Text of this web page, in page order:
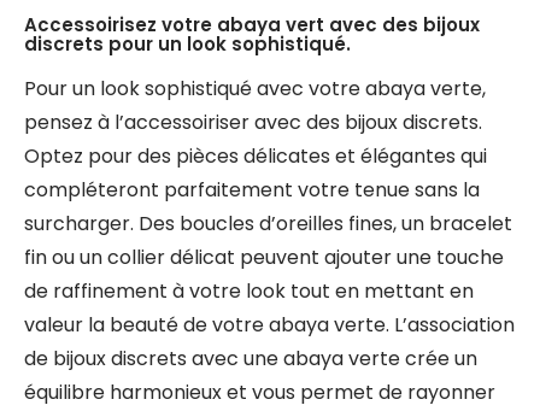
Accessoirisez votre abaya vert avec des bijoux
discrets pour un look sophistiqué.
Pour un look sophistiqué avec votre abaya verte,
pensez à l’accessoiriser avec des bijoux discrets.
Optez pour des pièces délicates et élégantes qui
compléteront parfaitement votre tenue sans la
surcharger. Des boucles d’oreilles fines, un bracelet
fin ou un collier délicat peuvent ajouter une touche
de raffinement à votre look tout en mettant en
valeur la beauté de votre abaya verte. L’association
de bijoux discrets avec une abaya verte crée un
équilibre harmonieux et vous permet de rayonner